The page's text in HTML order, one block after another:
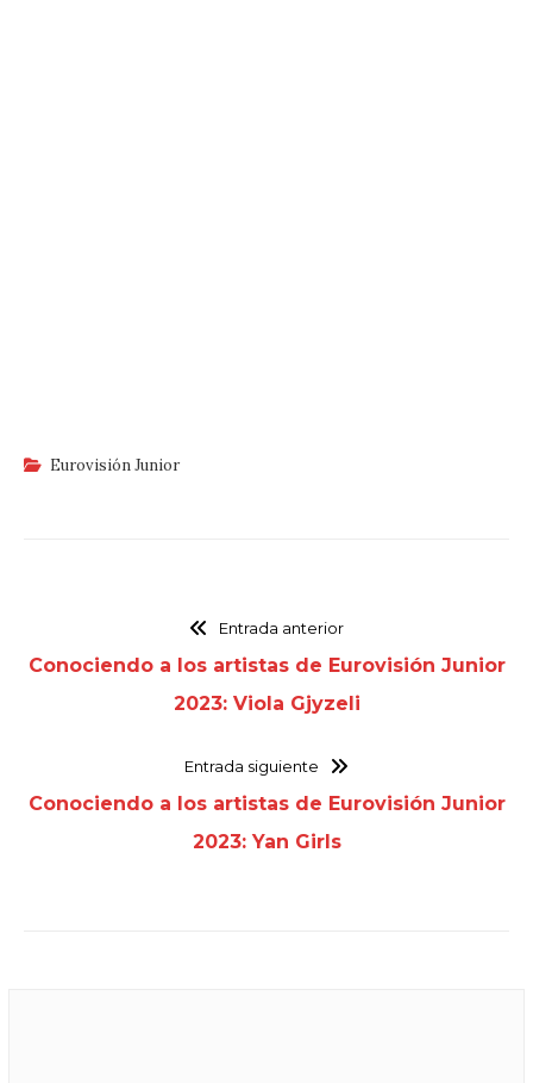
Eurovisión Junior
Entrada anterior
Conociendo a los artistas de Eurovisión Junior
2023: Viola Gjyzeli
Entrada siguiente
Conociendo a los artistas de Eurovisión Junior
2023: Yan Girls